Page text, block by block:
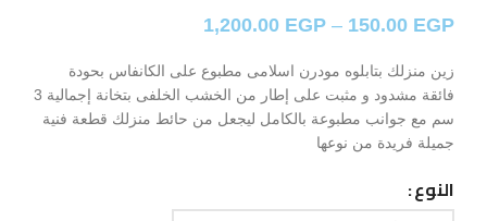
150.00 EGP
–
1,200.00 EGP
زين منزلك بتابلوه مودرن اسلامى مطبوع على الكانفاس بحودة
فائقة مشدود و مثبت على إطار من الخشب الخلفى بتخانة إجمالية 3
سم مع جوانب مطبوعة بالكامل ليجعل من حائط منزلك قطعة فنية
جميلة فريدة من نوعها
النوع